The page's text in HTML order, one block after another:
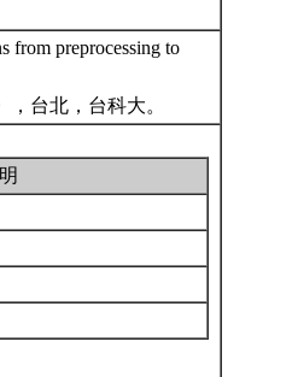
from preprocessing to
，台北，台科大。